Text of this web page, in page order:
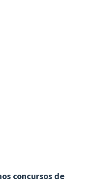
concursos de